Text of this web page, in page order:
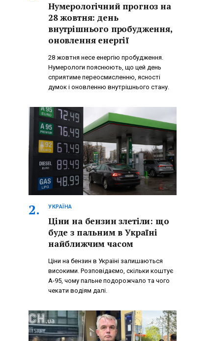
Нумерологічний прогноз на
28 жовтня: день
внутрішнього пробудження,
оновлення енергії
28 жовтня несе енергію пробудження.
Нумерологи пояснюють, що цей день
сприятиме переосмисленню, ясності
думок і оновленню внутрішнього стану.
УКРАЇНА
Ціни на бензин злетіли: що
буде з пальним в Україні
найближчим часом
Ціни на бензин в Україні залишаються
високими. Розповідаємо, скільки коштує
А-95, чому пальне подорожчало та чого
чекати водіям далі.